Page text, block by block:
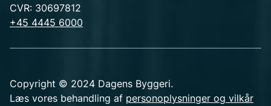
CVR: 30697812
+45 4445 6000
Copyright © 2024 Dagens Byggeri.
Læs vores behandling af personoplysninger og vilkår